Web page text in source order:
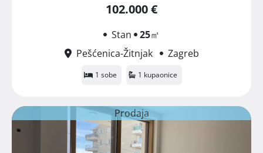
102.000 €
Stan 25㎡
Pešćenica-Žitnjak
Zagreb
1 sobe 1 kupaonice
Prodaja